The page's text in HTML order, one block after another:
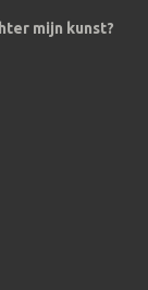
mijn kunst?